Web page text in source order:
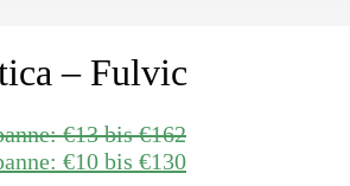
– Fulvic
€13 bis €162
€10 bis €130